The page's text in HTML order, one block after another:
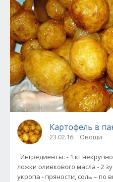
Картофель в
23.02.16 Овощи
Ингредиенты: - 1 кг некрупного
ложки оливкового масла - 2 зубчика чеснока - зелень
укропа - пряности, соль – по